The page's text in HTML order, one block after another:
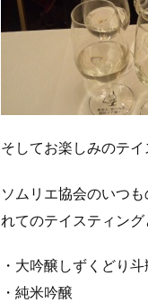
そしてお楽しみのテイ
ソムリエ協会のいつ
れてのテイスティング
・大吟醸しずくどり
・純米吟醸